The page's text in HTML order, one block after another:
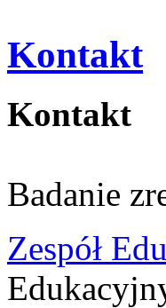
Kontakt
Kontakt
Badanie
Zespół